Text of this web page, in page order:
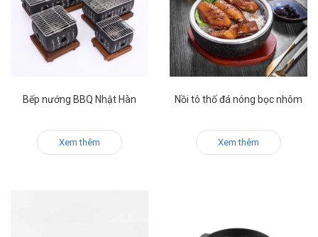
Bếp nướng BBQ Nhật Hàn
Xem thêm
Nồi tô thố đá nóng bọc nhôm
Xem thêm